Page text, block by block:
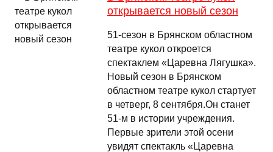
открывается новый сезон
51-сезон в Брянском областном
театре кукол откроется
спектаклем «Царевна Лягушка».
Новый сезон в Брянском
областном театре кукол стартует
в четверг, 8 сентября.Он станет
51-м в истории учреждения.
Первые зрители этой осени
увидят спектакль «Царевна